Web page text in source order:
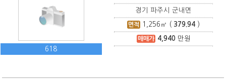
618
경기 파주시 군내면
면적 1,256 ㎡ ( 379.94 )
매매가 4,940만원